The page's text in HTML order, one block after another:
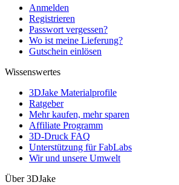
Anmelden
Registrieren
Passwort vergessen?
Wo ist meine Lieferung?
Gutschein einlösen
Wissenswertes
3DJake Materialprofile
Ratgeber
Mehr kaufen, mehr sparen
Affiliate Programm
3D-Druck FAQ
Unterstützung für FabLabs
Wir und unsere Umwelt
Über 3DJake